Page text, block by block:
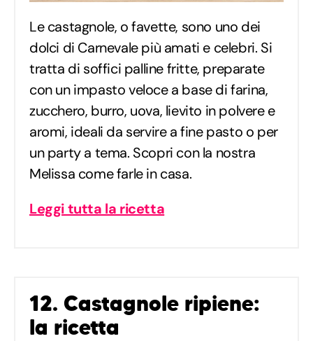
Le castagnole, o favette, sono uno dei
dolci di Carnevale più amati e celebri. Si
tratta di soffici palline fritte, preparate
con un impasto veloce a base di farina,
zucchero, burro, uova, lievito in polvere e
aromi, ideali da servire a fine pasto o per
un party a tema. Scopri con la nostra
Melissa come farle in casa.
Leggi tutta la ricetta
12. Castagnole ripiene:
la ricetta